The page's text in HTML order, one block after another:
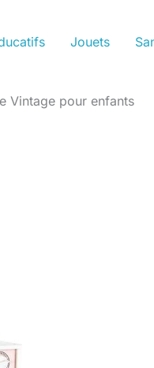
Jouets
Vintage pour enfants